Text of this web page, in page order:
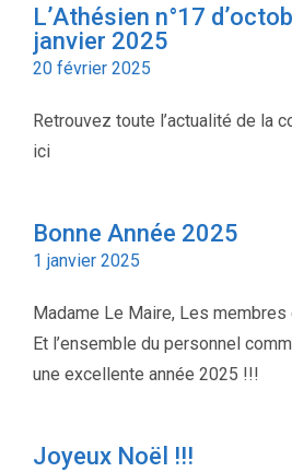
L’Athésien n°17
janvier 2025
20 février 2025
Retrouvez toute l’actualité de la
ici
Bonne Année 2025
1 janvier 2025
Madame Le Maire, Les
Et l’ensemble du personnel
une excellente année 2025 !!!
Joyeux Noël !!!